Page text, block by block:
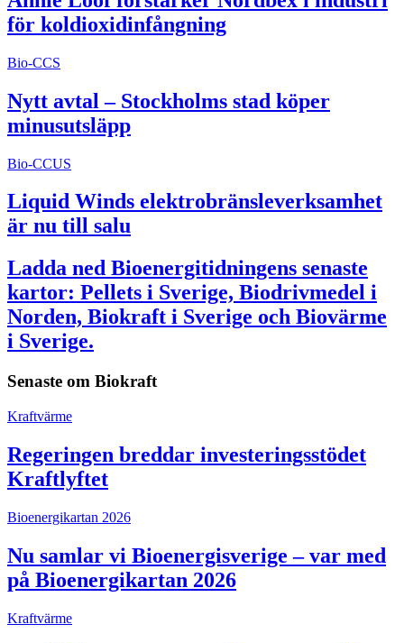
för koldioxidinfångning
Bio-CCS
Nytt avtal – Stockholms stad köper
minusutsläpp
Bio-CCUS
Liquid Winds elektrobränsleverksamhet
är nu till salu
Ladda ned Bioenergitidningens senaste
kartor: Pellets i Sverige, Biodrivmedel i
Norden, Biokraft i Sverige och Biovärme
i Sverige.
Senaste om Biokraft
Kraftvärme
Regeringen breddar investeringsstödet
Kraftlyftet
Bioenergikartan 2026
Nu samlar vi Bioenergisverige – var med
på Bioenergikartan 2026
Kraftvärme